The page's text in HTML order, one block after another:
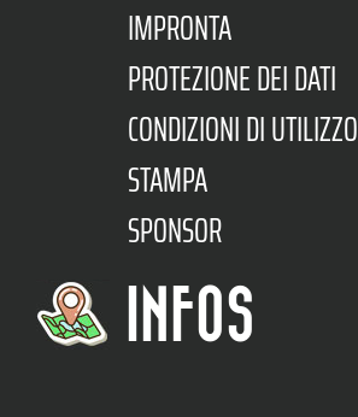
IMPRONTA
PROTEZIONE DEI DATI
CONDIZIONI DI UTILIZZO
STAMPA
SPONSOR
INFOS